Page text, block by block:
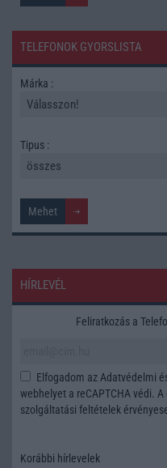
TELEFONOK GYORSLISTA
Márka :
Tipus :
HÍRLEVÉL
Feliratkozás a
Elfogadom az Adatvédelmi
webhelyet a reCAPTCHA védi. A
szolgáltatási feltételek
Korábbi hírlevelek